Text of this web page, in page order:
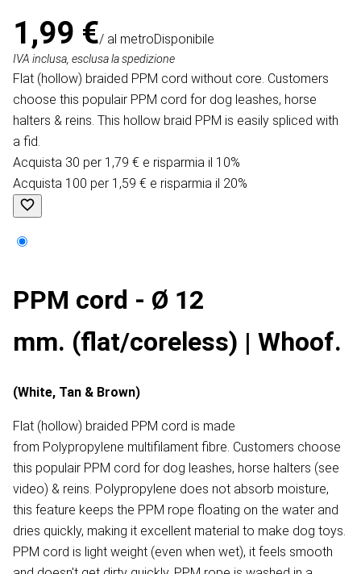
1,99 €/ al metroDisponibile
IVA inclusa, esclusa la spedizione
Flat (hollow) braided PPM cord without core. Customers
choose this populair PPM cord for dog leashes, horse
halters & reins. This hollow braid PPM is easily spliced with
a fid.
Acquista 30 per 1,79 € e risparmia il 10%
Acquista 100 per 1,59 € e risparmia il 20%
PPM cord - Ø 12
mm. (flat/coreless) | Whoof.
(White, Tan & Brown)
Flat (hollow) braided PPM cord is made
from Polypropylene multifilament fibre. Customers choose
this populair PPM cord for dog leashes, horse halters (see
video) & reins. Polypropylene does not absorb moisture,
this feature keeps the PPM rope floating on the water and
dries quickly, making it excellent material to make dog toys.
PPM cord is light weight (even when wet), it feels smooth